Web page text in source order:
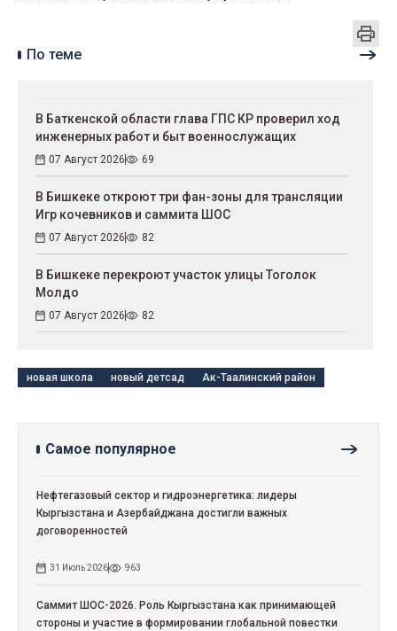
По теме
В Баткенской области глава ГПС КР проверил ход
инженерных работ и быт военнослужащих
07 Август 2026 69
В Бишкеке откроют три фан-зоны для трансляции
Игр кочевников и саммита ШОС
07 Август 2026 82
В Бишкеке перекроют участок улицы Тоголок
Молдо
07 Август 2026 82
новая школа новый детсад Ак-Таалинский район
Самое популярное
Нефтегазовый сектор и гидроэнергетика: лидеры
Кыргызстана и Азербайджана достигли важных
договоренностей
31 Июль 2026 963
Саммит ШОС-2026. Роль Кыргызстана как принимающей
стороны и участие в формировании глобальной повестки